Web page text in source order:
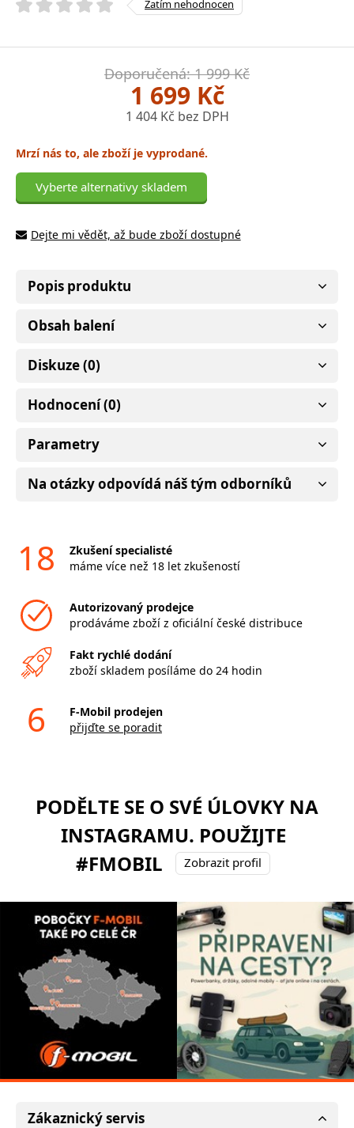
Zatím nehodnocen
Doporučená: 1 999 Kč
1 699 Kč
1 404 Kč bez DPH
Mrzí nás to, ale zboží je vyprodané.
Vyberte alternativy skladem
Dejte mi vědět, až bude zboží dostupné
Popis produktu
Obsah balení
Diskuze (0)
Hodnocení (0)
Parametry
Na otázky odpovídá náš tým odborníků
18
Zkušení specialisté
máme více než 18 let zkušeností
Autorizovaný prodejce
prodáváme zboží z oficiální české distribuce
Fakt rychlé dodání
zboží skladem posíláme do 24 hodin
6
F-Mobil prodejen
přijďte se poradit
PODĚLTE SE O SVÉ ÚLOVKY NA
INSTAGRAMU. POUŽIJTE
#FMOBIL
Zobrazit profil
Zákaznický servis